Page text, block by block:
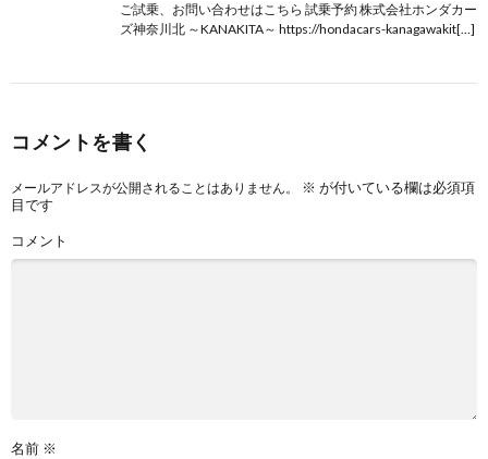
ご試乗、お問い合わせはこちら 試乗予約 株式会社ホンダカー
ズ神奈川北 ～KANAKITA～ https://hondacars-kanagawakit[…]
コメントを書く
メールアドレスが公開されることはありません。 ※ が付いている欄は必須項
目です
コメント
名前 ※